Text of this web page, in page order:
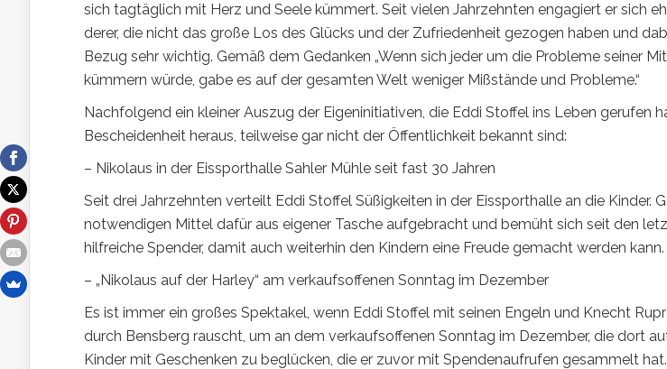
sich tagtäglich mit Herz und Seele kümmert. Seit vielen Jahrzehnten engagiert er sich
derer, die nicht das große Los des Glücks und der Zufriedenheit gezogen haben und
Bezug sehr wichtig. Gemäß dem Gedanken „Wenn sich jeder um die Probleme seiner
kümmern würde, gabe es auf der gesamten Welt weniger Mißstände und Probleme.“
Nachfolgend ein kleiner Auszug der Eigeninitiativen, die Eddi Stoffel ins Leben gerufen
Bescheidenheit heraus, teilweise gar nicht der Öffentlichkeit bekannt sind:
– Nikolaus in der Eissporthalle Sahler Mühle seit fast 30 Jahren
Seit drei Jahrzehnten verteilt Eddi Stoffel Süßigkeiten in der Eissporthalle an die Kinder.
notwendigen Mittel dafür aus eigener Tasche aufgebracht und bemüht sich seit den
hilfreiche Spender, damit auch weiterhin den Kindern eine Freude gemacht werden kann.
– „Nikolaus auf der Harley“ am verkaufsoffenen Sonntag im Dezember
Es ist immer ein großes Spektakel, wenn Eddi Stoffel mit seinen Engeln und Knecht
durch Bensberg rauscht, um an dem verkaufsoffenen Sonntag im Dezember, die dort
Kinder mit Geschenken zu beglücken, die er zuvor mit Spendenaufrufen gesammelt hat.